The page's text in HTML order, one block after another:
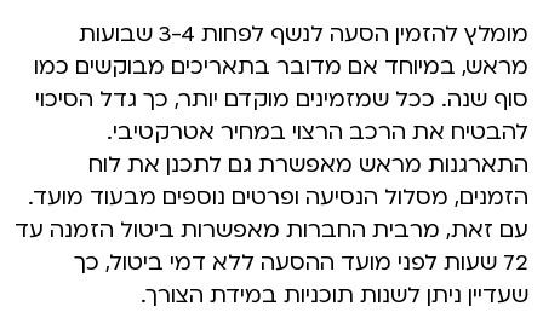
מומלץ להזמין הסעה לנשף לפחות 3-4 שבועות
מראש, במיוחד אם מדובר בתאריכים מבוקשים כמו
סוף שנה. ככל שמזמינים מוקדם יותר, כך גדל הסיכוי
להבטיח את הרכב הרצוי במחיר אטרקטיבי.
התארגנות מראש מאפשרת גם לתכנן את לוח
הזמנים, מסלול הנסיעה ופרטים נוספים מבעוד מועד.
עם זאת, מרבית החברות מאפשרות ביטול הזמנה עד
72 שעות לפני מועד ההסעה ללא דמי ביטול, כך
שעדיין ניתן לשנות תוכניות במידת הצורך.